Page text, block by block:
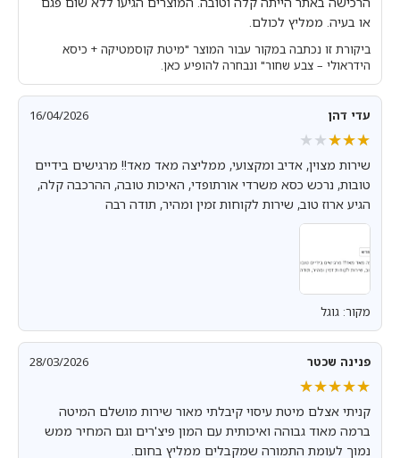
או בעיה. ממליץ לכולם.
ביקורת זו נכתבה במקור עבור המוצר "מיטת קוסמטיקה + כיסא
הידראולי – צבע שחור" ונבחרה להופיע כאן.
עדי דהן 16/04/2026
★★★★★
★★★★★
שירות מצוין, אדיב ומקצועי, ממליצה מאד מאד!! מרגישים בידיים
טובות, נרכש כסא משרדי אורתופדי, האיכות טובה, ההרכבה קלה,
הגיע ארוז טוב, שירות לקוחות זמין ומהיר, תודה רבה
מקור: גוגל
פנינה שכטר 28/03/2026
★★★★★
★★★★★
קניתי אצלם מיטת עיסוי קיבלתי מאור שירות מושלם המיטה
ברמה מאוד גבוהה ואיכותית עם המון פיצ'רים וגם המחיר ממש
נמוך לעומת התמורה שמקבלים ממליץ בחום.